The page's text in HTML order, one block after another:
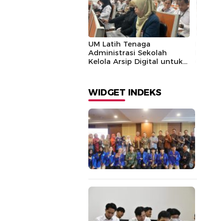
UM Latih Tenaga
Administrasi Sekolah
Kelola Arsip Digital untuk
WIDGET INDEKS